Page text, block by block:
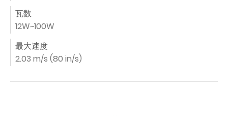
瓦数
12W~100W
最大速度
2.03 m/s (80 in/s)